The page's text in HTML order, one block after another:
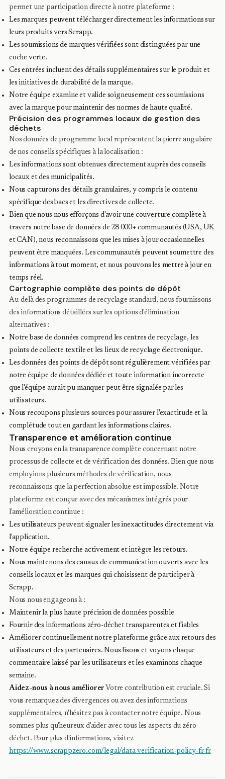
permet une participation directe à notre plateforme :
Les marques peuvent télécharger directement les informations sur
leurs produits vers Scrapp.
Les soumissions de marques vérifiées sont distinguées par une
coche verte.
Ces entrées incluent des détails supplémentaires sur le produit et
les initiatives de durabilité de la marque.
Notre équipe examine et valide soigneusement ces soumissions
avec la marque pour maintenir des normes de haute qualité.
Précision des programmes locaux de gestion des
déchets
Nos données de programme local représentent la pierre angulaire
de nos conseils spécifiques à la localisation :
Les informations sont obtenues directement auprès des conseils
locaux et des municipalités.
Nous capturons des détails granulaires, y compris le contenu
spécifique des bacs et les directives de collecte.
Bien que nous nous efforçons d'avoir une couverture complète à
travers notre base de données de 28 000+ communautés (USA, UK
et CAN), nous reconnaissons que les mises à jour occasionnelles
peuvent être manquées. Les communautés peuvent soumettre des
informations à tout moment, et nous pouvons les mettre à jour en
temps réel.
Cartographie complète des points de dépôt
Au-delà des programmes de recyclage standard, nous fournissons
des informations détaillées sur les options d'élimination
alternatives :
Notre base de données comprend les centres de recyclage, les
points de collecte textile et les lieux de recyclage électronique.
Les données des points de dépôt sont régulièrement vérifiées par
notre équipe de données dédiée et toute information incorrecte
que l'équipe aurait pu manquer peut être signalée par les
utilisateurs.
Nous recoupons plusieurs sources pour assurer l'exactitude et la
complétude tout en gardant les informations claires.
Transparence et amélioration continue
Nous croyons en la transparence complète concernant notre
processus de collecte et de vérification des données. Bien que nous
employions plusieurs méthodes de vérification, nous
reconnaissons que la perfection absolue est impossible. Notre
plateforme est conçue avec des mécanismes intégrés pour
l'amélioration continue :
Les utilisateurs peuvent signaler les inexactitudes directement via
l'application.
Notre équipe recherche activement et intègre les retours.
Nous maintenons des canaux de communication ouverts avec les
conseils locaux et les marques qui choisissent de participer à
Scrapp.
Nous nous engageons à :
Maintenir la plus haute précision de données possible
Fournir des informations zéro-déchet transparentes et fiables
Améliorer continuellement notre plateforme grâce aux retours des
utilisateurs et des partenaires. Nous lisons et voyons chaque
commentaire laissé par les utilisateurs et les examinons chaque
semaine.
Aidez-nous à nous améliorer Votre contribution est cruciale. Si
vous remarquez des divergences ou avez des informations
supplémentaires, n'hésitez pas à contacter notre équipe. Nous
sommes plus qu'heureux d'aider avec tous les aspects du zéro-
déchet. Pour plus d'informations, visitez
https://www.scrappzero.com/legal/data-verification-policy-fr-fr